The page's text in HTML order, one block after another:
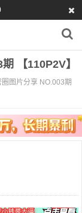
【110P2V】
图片分享 NO.003期